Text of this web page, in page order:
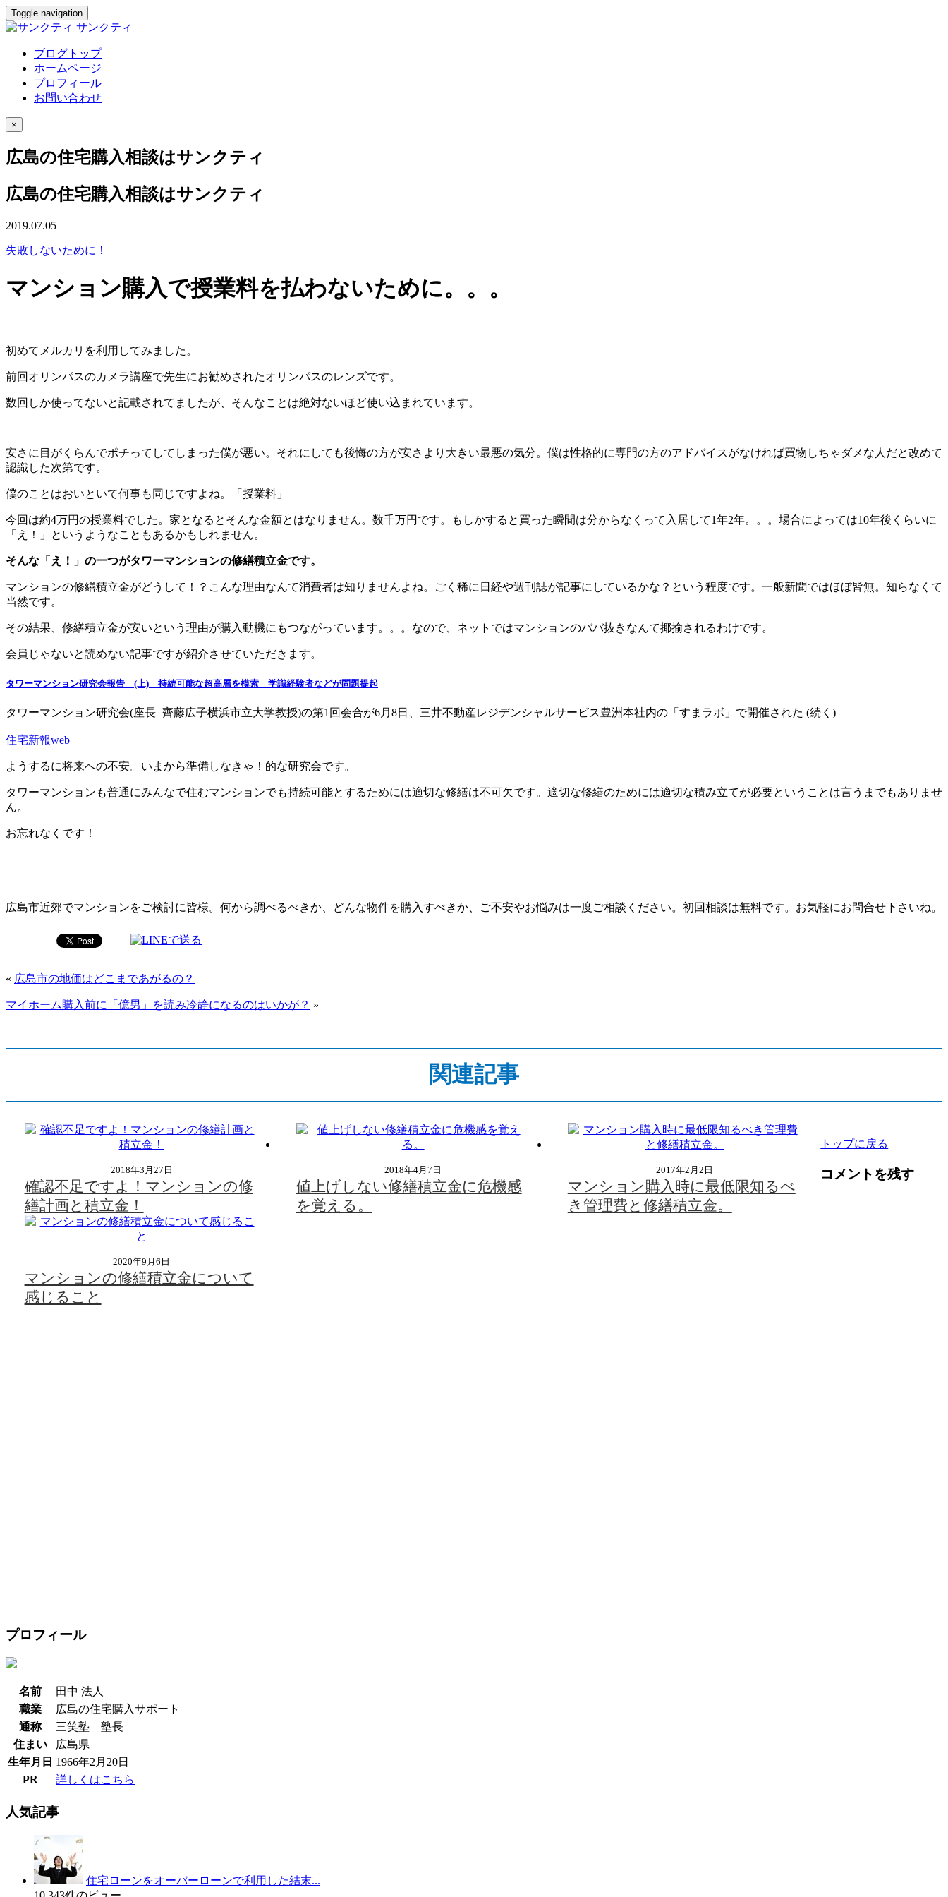
Toggle navigation
サンクティ
ブログトップ
ホームページ
プロフィール
お問い合わせ
×
広島の住宅購入相談はサンクティ
広島の住宅購入相談はサンクティ
2019.07.05
失敗しないために！
マンション購入で授業料を払わないために。。。
初めてメルカリを利用してみました。
前回オリンパスのカメラ講座で先生にお勧めされたオリンパスのレンズです。
数回しか使ってないと記載されてましたが、そんなことは絶対ないほど使い込まれています。
安さに目がくらんでポチってしてしまった僕が悪い。それにしても後悔の方が安さより大きい最悪の気分。僕は性格的に専門の方のアドバイスがなければ買物しちゃダメな人だと改めて
認識した次第です。
僕のことはおいといて何事も同じですよね。「授業料」
今回は約4万円の授業料でした。家となるとそんな金額とはなりません。数千万円です。もしかすると買った瞬間は分からなくって入居して1年2年。。。場合によっては10年後くらいに
「え！」というようなこともあるかもしれません。
そんな「え！」の一つがタワーマンションの修繕積立金です。
マンションの修繕積立金がどうして！？こんな理由なんて消費者は知りませんよね。ごく稀に日経や週刊誌が記事にしているかな？という程度です。一般新聞ではほぼ皆無。知らなくて
当然です。
その結果、修繕積立金が安いという理由が購入動機にもつながっています。。。なので、ネットではマンションのババ抜きなんて揶揄されるわけです。
会員じゃないと読めない記事ですが紹介させていただきます。
タワーマンション研究会報告 (上) 持続可能な超高層を模索 学識経験者などが問題提起
タワーマンション研究会(座長=齊藤広子横浜市立大学教授)の第1回会合が6月8日、三井不動産レジデンシャルサービス豊洲本社内の「すまラボ」で開催された (続く)
住宅新報web
ようするに将来への不安。いまから準備しなきゃ！的な研究会です。
タワーマンションも普通にみんなで住むマンションでも持続可能とするためには適切な修繕は不可欠です。適切な修繕のためには適切な積み立てが必要ということは言うまでもありませ
ん。
お忘れなくです！
広島市近郊でマンションをご検討に皆様。何から調べるべきか、どんな物件を購入すべきか、ご不安やお悩みは一度ご相談ください。初回相談は無料です。お気軽にお問合せ下さいね。
« 広島市の地価はどこまであがるの？
マイホーム購入前に「億男」を読み冷静になるのはいかが？ »
関連記事
2018年3月27日
確認不足ですよ！マンションの修
繕計画と積立金！
2018年4月7日
値上げしない修繕積立金に危機感
を覚える。
2017年2月2日
マンション購入時に最低限知るべ
き管理費と修繕積立金。
2020年9月6日
マンションの修繕積立金について
感じること
トップに戻る
コメントを残す
プロフィール
名前
田中 法人
職業
広島の住宅購入サポート
通称
三笑塾 塾長
住まい
広島県
生年月日 1966年2月20日
PR
詳しくはこちら
人気記事
住宅ローンをオーバーローンで利用した結末...